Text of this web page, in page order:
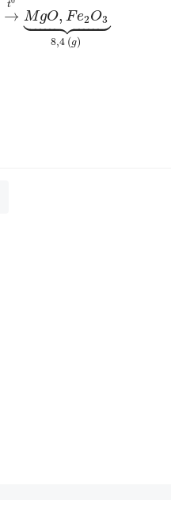
t
→ MgO, Fe2O3

8,4 (g)